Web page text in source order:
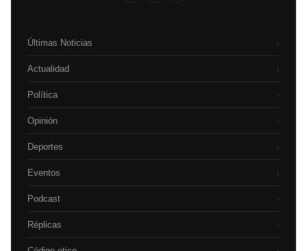
Últimas Noticias ›
Actualidad ›
Política ›
Opinión ›
Deportes ›
Eventos ›
Podcast ›
Réplicas ›